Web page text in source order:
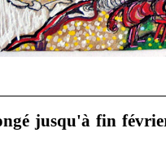
jusqu'à fin